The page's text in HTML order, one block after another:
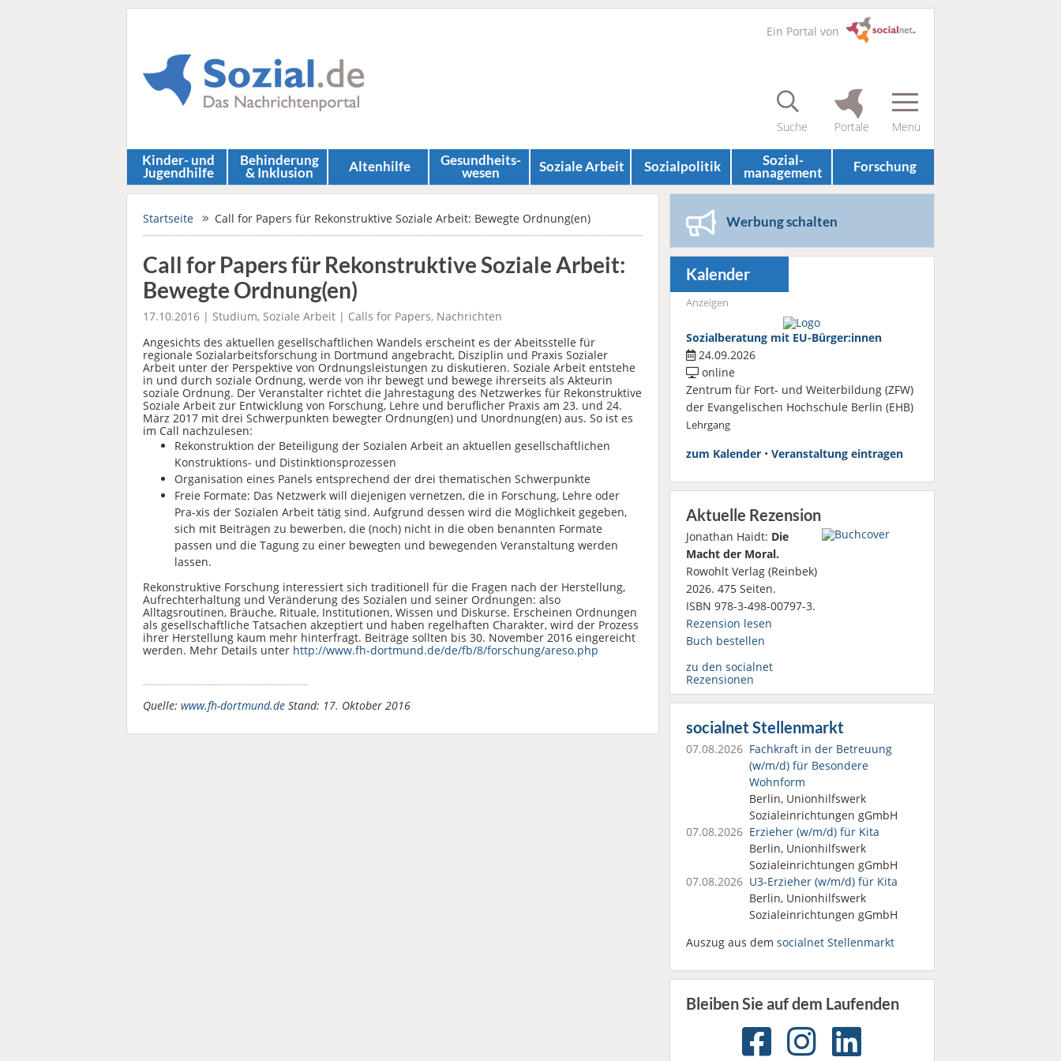
Ein Portal von
Kinder- und
Jugendhilfe
Behinderung
& Inklusion Altenhilfe Gesundheits­
wesen Soziale Arbeit Sozial­politik Sozial­
management Forschung
Startseite Call for Papers für Rekonstruktive Soziale Arbeit: Bewegte Ordnung(en)
Call for Papers für Rekonstruktive Soziale Arbeit:
Bewegte Ordnung(en)
17.10.2016 | Studium, Soziale Arbeit | Calls for Papers, Nachrichten
Angesichts des aktuellen gesellschaftlichen Wandels erscheint es der Abeitsstelle für
regionale Sozialarbeitsforschung in Dortmund angebracht, Disziplin und Praxis Sozialer
Arbeit unter der Perspektive von Ordnungsleistungen zu diskutieren. Soziale Arbeit entstehe
in und durch soziale Ordnung, werde von ihr bewegt und bewege ihrerseits als Akteurin
soziale Ordnung. Der Veranstalter richtet die Jahrestagung des Netzwerkes für Rekonstruktive
Soziale Arbeit zur Entwicklung von Forschung, Lehre und beruflicher Praxis am 23. und 24.
März 2017 mit drei Schwerpunkten bewegter Ordnung(en) und Unordnung(en) aus. So ist es
im Call nachzulesen:
Rekonstruktion der Beteiligung der Sozialen Arbeit an aktuellen gesellschaftlichen
Konstruktions- und Distinktionsprozessen
Organisation eines Panels entsprechend der drei thematischen Schwerpunkte
Freie Formate: Das Netzwerk will diejenigen vernetzen, die in Forschung, Lehre oder
Pra-xis der Sozialen Arbeit tätig sind. Aufgrund dessen wird die Möglichkeit gegeben,
sich mit Beiträgen zu bewerben, die (noch) nicht in die oben benannten Formate
passen und die Tagung zu einer bewegten und bewegenden Veranstaltung werden
lassen.
Rekonstruktive Forschung interessiert sich traditionell für die Fragen nach der Herstellung,
Aufrechterhaltung und Veränderung des Sozialen und seiner Ordnungen: also
Alltagsroutinen, Bräuche, Rituale, Institutionen, Wissen und Diskurse. Erscheinen Ordnungen
als gesellschaftliche Tatsachen akzeptiert und haben regelhaften Charakter, wird der Prozess
ihrer Herstellung kaum mehr hinterfragt. Beiträge sollten bis 30. November 2016 eingereicht
werden. Mehr Details unter http://www.fh-dortmund.de/de/fb/8/forschung/areso.php
Quelle: www.fh-dortmund.de Stand: 17. Oktober 2016
Werbung schalten
Kalender
Anzeigen
Sozialberatung mit EU-Bürger:innen
24.09.2026
online
Zentrum für Fort- und Weiterbildung (ZFW)
der Evangelischen Hochschule Berlin (EHB)
Lehrgang
zum Kalender• Veranstaltung eintragen
Aktuelle Rezension
Jonathan Haidt: Die
Macht der Moral.
Rowohlt Verlag (Reinbek)
2026. 475 Seiten.
ISBN 978-3-498-00797-3.
Rezension lesen
Buch bestellen
zu den socialnet
Rezensionen
socialnet Stellenmarkt
07.08.2026 Fachkraft in der Betreuung
(w/m/d) für Besondere
Wohnform
Berlin, Unionhilfswerk
Sozialeinrichtungen gGmbH
07.08.2026 Erzieher (w/m/d) für Kita
Berlin, Unionhilfswerk
Sozialeinrichtungen gGmbH
07.08.2026 U3-Erzieher (w/m/d) für Kita
Berlin, Unionhilfswerk
Sozialeinrichtungen gGmbH
Auszug aus dem socialnet Stellenmarkt
Bleiben Sie auf dem Laufenden